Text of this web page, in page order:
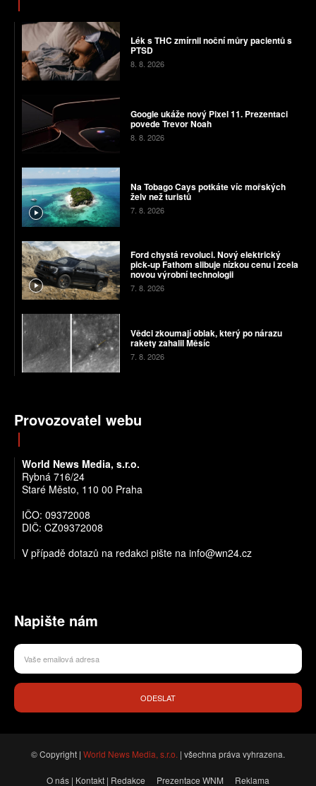
Lék s THC zmírnil noční můry pacientů s
PTSD
8. 8. 2026
Google ukáže nový Pixel 11. Prezentaci
povede Trevor Noah
8. 8. 2026
Na Tobago Cays potkáte víc mořských
želv než turistů
7. 8. 2026
Ford chystá revoluci. Nový elektrický
pick-up Fathom slibuje nízkou cenu i zcela
novou výrobní technologii
7. 8. 2026
Vědci zkoumají oblak, který po nárazu
rakety zahalil Měsíc
7. 8. 2026
Provozovatel webu
World News Media, s.r.o.
Rybná 716/24
Staré Město, 110 00 Praha
IČO: 09372008
DIČ: CZ09372008
V případě dotazů na redakci pište na info@wn24.cz
Napište nám
ODESLAT
© Copyright | World News Media, s.r.o. | všechna práva vyhrazena.
O nás | Kontakt | Redakce Prezentace WNM Reklama